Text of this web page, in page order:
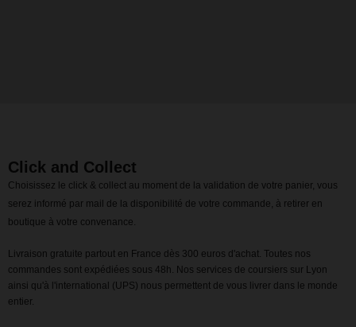
Click and Collect
Choisissez le click & collect au moment de la validation de votre panier, vous
serez informé par mail de la disponibilité de votre commande, à retirer en
boutique à votre convenance.
Livraison gratuite partout en France dès 300 euros d'achat. Toutes nos
commandes sont expédiées sous 48h. Nos services de coursiers sur Lyon
ainsi qu'à l'international (UPS) nous permettent de vous livrer dans le monde
entier.